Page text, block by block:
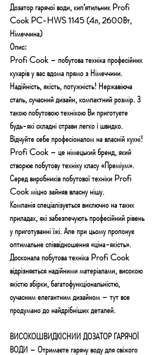
Дозатор гарячої води, кип’ятильник Profi
Cook PC-HWS 1145 (4л, 2600Вт,
Німеччина)
Опис:
Profi Cook – побутова техніка професійних
кухарів у вас вдома прямо з Німеччини.
Надійність, якість, потужність! Нержавіюча
сталь, сучасний дизайн, компактний розмір. З
такою побутовою технікою Ви приготуєте
будь-які складні страви легко і швидко.
Відчуйте себе професіоналом на власній кухні!
Profi Cook – це німецький бренд, який
створює побутову техніку класу «Преміум».
Серед виробників побутової техніки Profi
Cook міцно зайняв власну нішу.
Компанія спеціалізується виключно на таких
приладах, які забезпечують професійний рівень
у приготуванні їжі. Але при цьому пропонує
оптимальне співвідношення «ціна-якість».
Досконала побутова техніка Profi Cook
відрізняється надійними матеріалами, високою
якістю збірки, багатофункціональністю,
сучасним елегантним дизайном – тут все
продумано до найдрібніших деталей.
ВИСОКОШВИДКІСНИЙ ДОЗАТОР ГАРЯЧОЇ
ВОДИ – Отримаєте гарячу воду для свіжого